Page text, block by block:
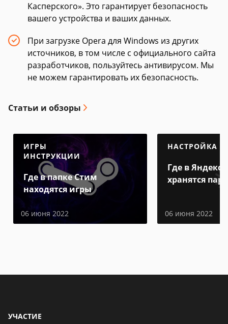
Касперского». Это гарантирует безопасность
вашего устройства и ваших данных.
При загрузке Opera для Windows из других
источников, в том числе с официального сайта
разработчиков, пользуйтесь антивирусом. Мы
не можем гарантировать их безопасность.
Статьи и обзоры
ИГРЫ
ИНСТРУКЦИИ
Где в папке Стим
находятся игры
06 июня 2022
НАСТРОЙКА
Где в Яндекс
хранятся
06 июня 2022
УЧАСТИЕ